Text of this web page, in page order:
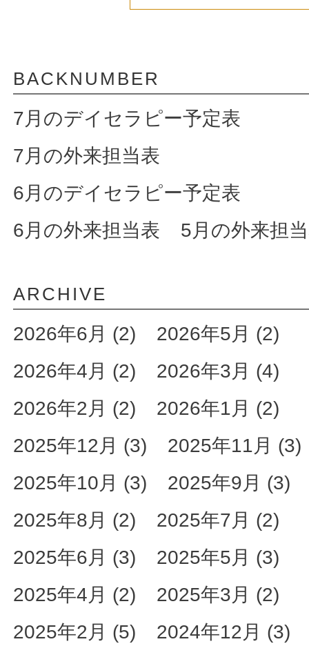
BACKNUMBER
7月のデイセラピー予定表
7月の外来担当表
6月のデイセラピー予定表
6月の外来担当表
5月の外来担
ARCHIVE
2026年6月 (2)
2026年5月 (2)
2026年4月 (2)
2026年3月 (4)
2026年2月 (2)
2026年1月 (2)
2025年12月 (3)
2025年11月 (3)
2025年10月 (3)
2025年9月 (3)
2025年8月 (2)
2025年7月 (2)
2025年6月 (3)
2025年5月 (3)
2025年4月 (2)
2025年3月 (2)
2025年2月 (5)
2024年12月 (3)